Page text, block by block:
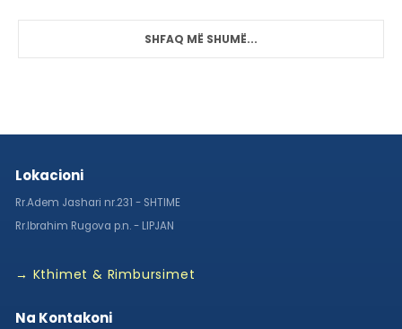
SHFAQ MË SHUMË...
Lokacioni
Rr.Adem Jashari nr.231 - SHTIME
Rr.Ibrahim Rugova p.n. - LIPJAN
→ Kthimet & Rimbursimet
Na Kontakoni